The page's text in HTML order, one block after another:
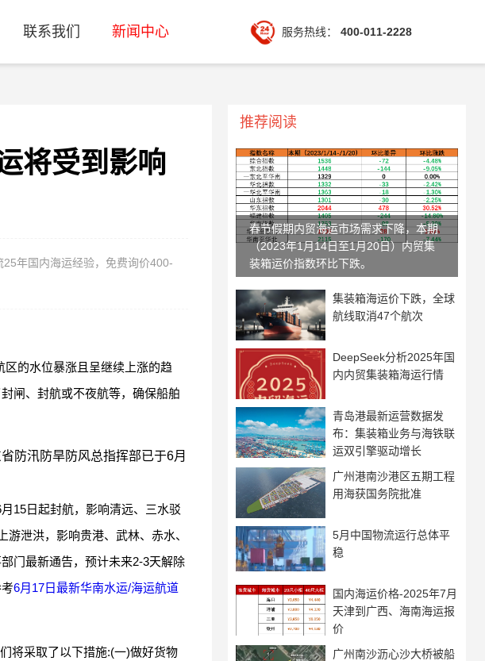
联系我们 新闻中心 服务热线： 400-011-2228
将受到影响
年国内海运经验，免费询价400-
的水位暴涨且呈继续上涨的趋
闸、封航或不夜航等，确保船舶
防汛防旱防风总指挥部已于6月
15日起封航，影响清远、三水驳
泄洪，影响贵港、武林、赤水、
门最新通告，预计未来2-3天解除
6月17日最新华南水运/海运航道
将采取了以下措施:(一)做好货物
推荐阅读
春节假期内贸海运市场需求下降，本期
（2023年1月14日至1月20日）内贸集
装箱运价指数环比下跌。
集装箱海运价下跌，全球
航线取消47个航次
DeepSeek分析2025年国
内内贸集装箱海运行情
青岛港最新运营数据发
布：集装箱业务与海铁联
运双引擎驱动增长
广州港南沙港区五期工程
用海获国务院批准
5月中国物流运行总体平
稳
国内海运价格-2025年7月
天津到广西、海南海运报
价
广州南沙沥心沙大桥被船